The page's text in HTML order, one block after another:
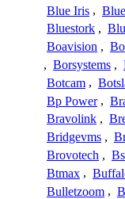
Blue Iris ,
Bluestork ,
Boavision ,
, Borsystems ,
Botcam ,
Bp Power ,
Bravolink ,
Bridgevms ,
Brovotech ,
Btmax ,
Bulletzoom ,